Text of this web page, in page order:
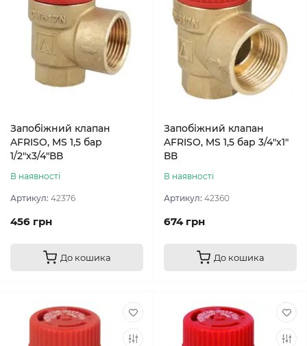
Запобіжний клапан
AFRISO, MS 1,5 бар
1/2"x3/4"ВВ
В наявності
Артикул: 42376
456 грн
До кошика
Запобіжний клапан
AFRISO, MS 1,5 бар 3/4"x1"
ВВ
В наявності
Артикул: 42360
674 грн
До кошика